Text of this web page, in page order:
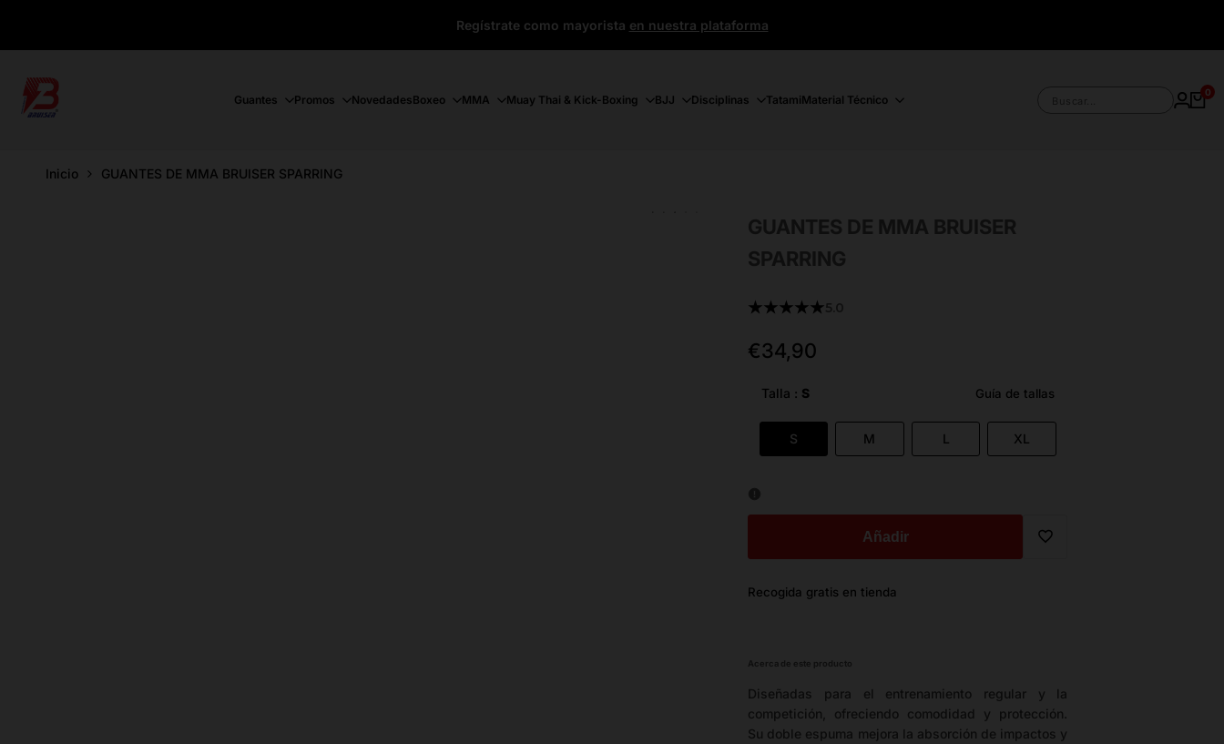
Regístrate como mayorista en nuestra plataforma
Guantes Promos NovedadesBoxeo MMA Muay Thai & Kick-Boxing BJJ Disciplinas TatamiMaterial Técnico
0
Inicio GUANTES DE MMA BRUISER SPARRING
GUANTES DE MMA BRUISER
SPARRING
★★★★★5.0
Precio
oferta
€34,90
Talla : S Guía de tallas
S M L XL
Añadir
Recogida gratis en tienda
Acerca de este producto
Diseñadas para el entrenamiento regular y la
competición, ofreciendo comodidad y protección.
Su doble espuma mejora la absorción de impactos y
al